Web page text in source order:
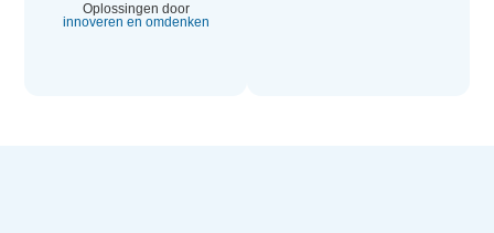
Oplossingen door
innoveren en omdenken